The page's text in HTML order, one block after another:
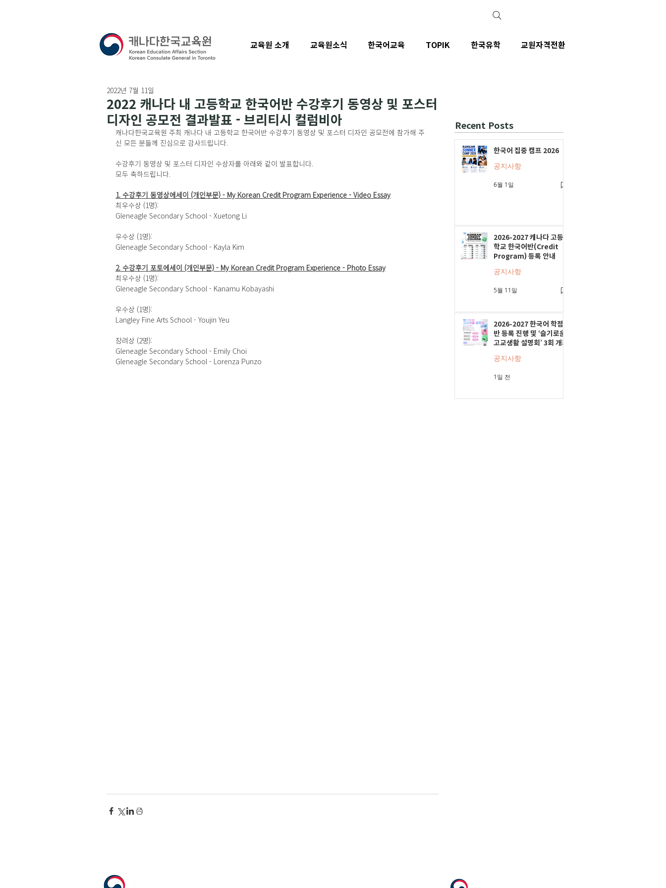
2022 캐나다 내 고등학교 한국어반 수강후기 동영상 및 포스터
디자인 공모전 결과발표 - 브리티시 컬럼비아
2022년 7월 11일
캐나다한국교육원 주최 캐나다 내 고등학교 한국어반 수강후기 동영상 및 포스터 디자인 공모전에 참가해 주
신 모든 분들께 진심으로 감사드립니다.
수강후기 동영상 및 포스터 디자인 수상자를 아래와 같이 발표합니다.
모두 축하드립니다.
1. 수강후기 동영상에세이 (개인부문) - My Korean Credit Program Experience - Video Essay
최우수상 (1명):
Gleneagle Secondary School - Xuetong Li
우수상 (1명):
Gleneagle Secondary School - Kayla Kim
2. 수강후기 포토에세이 (개인부문) - My Korean Credit Program Experience - Photo Essay
최우수상 (1명):
Gleneagle Secondary School - Kanamu Kobayashi
우수상 (1명):
Langley Fine Arts School - Youjin Yeu
장려상 (2명):
Gleneagle Secondary School - Emily Choi
Gleneagle Secondary School - Lorenza Punzo
Recent Posts
한국어 집중 캠프 2026
공지사항
6월 1일
2026-2027 캐나다 고등
학교 한국어반(Credit
Program) 등록 안내
공지사항
5월 11일
2026-2027 한국어 학점
반 등록 진행 및 ‘슬기로운
고교생활 설명회’ 3회 개최
공지사항
1일 전
교육원 소개 교육원소식 한국어교육 TOPIK 한국유학 교원자격전환